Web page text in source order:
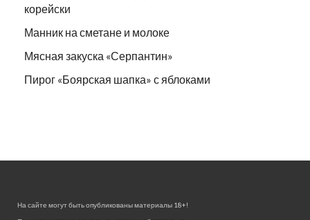
корейски
Манник на сметане и молоке
Мясная закуска «Серпантин»
Пирог «Боярская шапка» с яблоками
На сайте могут быть опубликованы материалы 18+!